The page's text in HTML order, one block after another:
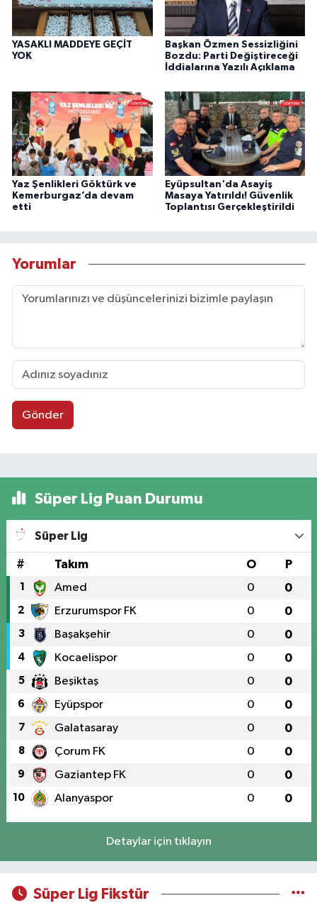
YASAKLI MADDEYE GEÇİT
YOK
Başkan Özmen Sessizliğini
Bozdu: Parti Değiştireceği
İddialarına Yazılı Açıklama
Yaz Şenlikleri Göktürk ve
Kemerburgaz’da devam
etti
Eyüpsultan'da Asayiş
Masaya Yatırıldı! Güvenlik
Toplantısı Gerçekleştirildi
Yorumlar
Gönder
Süper Lig Puan Durumu
Süper Lig
# Takım O P
1 Amed 0 0
2 Erzurumspor FK 0 0
3 Başakşehir 0 0
4 Kocaelispor 0 0
5 Beşiktaş 0 0
6 Eyüpspor 0 0
7 Galatasaray 0 0
8 Çorum FK 0 0
9 Gaziantep FK 0 0
10 Alanyaspor 0 0
Detaylar için tıklayın
Süper Lig Fikstür